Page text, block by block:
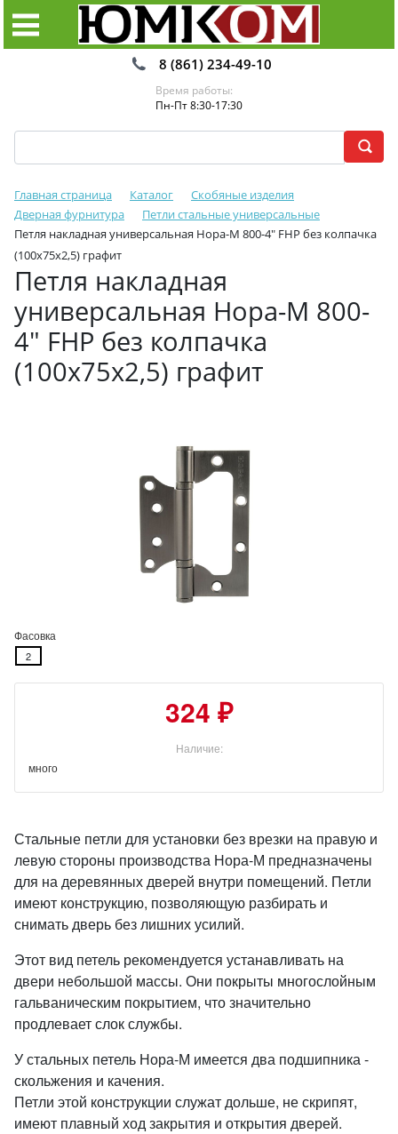
8 (861) 234-49-10
Время работы:
Пн-Пт 8:30-17:30
Главная страница Каталог
Скобяные изделия
Дверная фурнитура
Петли стальные универсальные
Петля накладная универсальная Нора-М 800-4" FHP без колпачка
(100х75х2,5) графит
Петля накладная
универсальная Нора-М 800-
4" FHP без колпачка
(100х75х2,5) графит
Фасовка
2
324 ₽
Наличие:
много
Стальные петли для установки без врезки на правую и
левую стороны производства Нора-М предназначены
для на деревянных дверей внутри помещений. Петли
имеют конструкцию, позволяющую разбирать и
снимать дверь без лишних усилий.
Этот вид петель рекомендуется устанавливать на
двери небольшой массы. Они покрыты многослойным
гальваническим покрытием, что значительно
продлевает слок службы.
У стальных петель Нора-М имеется два подшипника -
скольжения и качения.
Петли этой конструкции служат дольше, не скрипят,
имеют плавный ход закрытия и открытия дверей.